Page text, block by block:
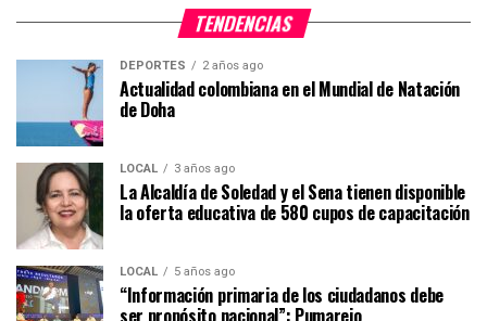
TENDENCIAS
DEPORTES 2 años ago
Actualidad colombiana en el Mundial de Natación
de Doha
LOCAL 3 años ago
La Alcaldía de Soledad y el Sena tienen disponible
la oferta educativa de 580 cupos de capacitación
LOCAL 5 años ago
“Información primaria de los ciudadanos debe
ser propósito nacional”: Pumarejo